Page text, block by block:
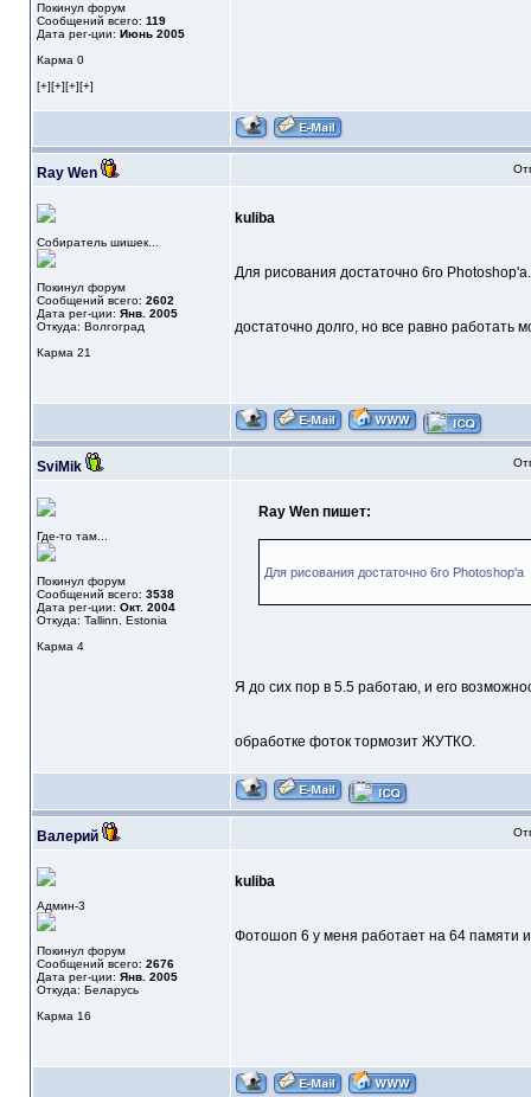
Покинул форум
Сообщений всего: 119
Дата рег-ции: Июнь 2005
Карма 0
[+][+][+][+]
Ray Wen
Собиратель шишек...
Покинул форум
Сообщений всего: 2602
Дата рег-ции: Янв. 2005
Откуда: Волгоград
Карма 21
kuliba
Для рисования достаточно 6го
достаточно долго, но все равно работать
SviMik
Где-то там...
Покинул форум
Сообщений всего: 3538
Дата рег-ции: Окт. 2004
Откуда: Tallinn, Estonia
Карма 4
Ray Wen пишет:
Для рисования достаточно 6го Photoshop'a
Я до сих пор в 5.5 работаю, и его
обработке фоток тормозит ЖУТКО.
Валерий
Админ-3
Покинул форум
Сообщений всего: 2676
Дата рег-ции: Янв. 2005
Откуда: Беларусь
Карма 16
kuliba
Фотошоп 6 у меня работает на 64 памяти